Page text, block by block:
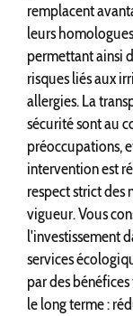
remplacent
leurs
permettant ainsi
risques liés aux
allergies. La
sécurité sont au
préoccupations,
intervention est
respect strict des
vigueur. Vous
l'investissement
services
par des
le long terme :